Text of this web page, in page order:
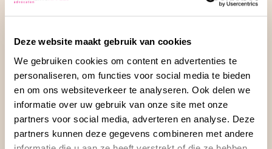
Deze website maakt gebruik van cookies
We gebruiken cookies om content en advertenties te
personaliseren, om functies voor social media te bieden
en om ons websiteverkeer te analyseren. Ook delen we
informatie over uw gebruik van onze site met onze
partners voor social media, adverteren en analyse. Deze
partners kunnen deze gegevens combineren met andere
Ariane gaat ook door het vuur
voor jouw contractuele
afspraken.